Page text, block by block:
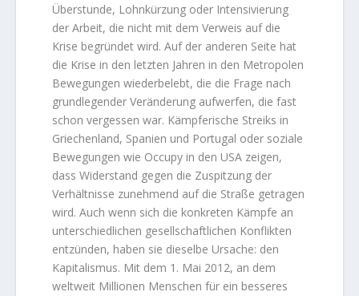
Überstunde, Lohnkürzung oder Intensivierung
der Arbeit, die nicht mit dem Verweis auf die
Krise begründet wird. Auf der anderen Seite hat
die Krise in den letzten Jahren in den Metropolen
Bewegungen wiederbelebt, die die Frage nach
grundlegender Veränderung aufwerfen, die fast
schon vergessen war. Kämpferische Streiks in
Griechenland, Spanien und Portugal oder soziale
Bewegungen wie Occupy in den USA zeigen,
dass Widerstand gegen die Zuspitzung der
Verhältnisse zunehmend auf die Straße getragen
wird. Auch wenn sich die konkreten Kämpfe an
unterschiedlichen gesellschaftlichen Konflikten
entzünden, haben sie dieselbe Ursache: den
Kapitalismus. Mit dem 1. Mai 2012, an dem
weltweit Millionen Menschen für ein besseres